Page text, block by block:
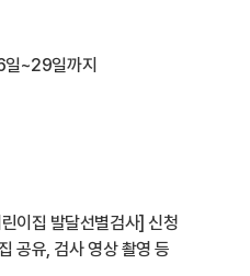
~29일까지
이집 발달선별검사] 신청
공유, 검사 영상 촬영 등